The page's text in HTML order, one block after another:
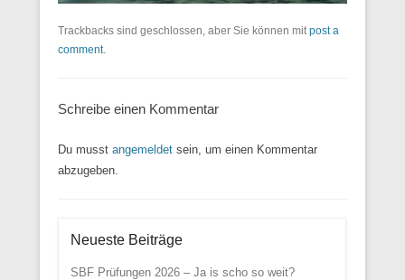
Trackbacks sind geschlossen, aber Sie können mitpost a
comment.
Schreibe einen Kommentar
Du musst angemeldet sein, um einen Kommentar
abzugeben.
Neueste Beiträge
SBF Prüfungen 2026 – Ja is scho so weit?